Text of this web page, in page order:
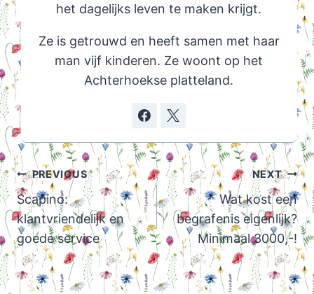
het dagelijks leven te maken krijgt.
Ze is getrouwd en heeft samen met haar
man vijf kinderen. Ze woont op het
Achterhoekse platteland.
Post
navigation
PREVIOUS
Scapino:
klantvriendelijk en
goede service
NEXT
Wat kost een
begrafenis eigenlijk?
Minimaal 3000,-!